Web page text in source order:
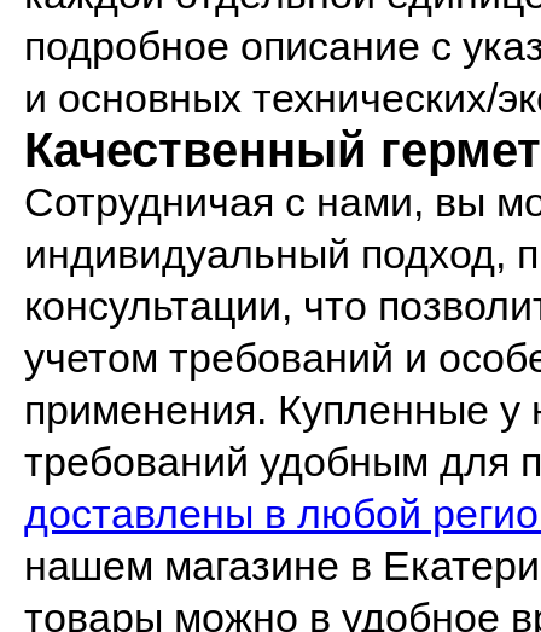
подробное описание с
и основных технических/
Качественный
Сотрудничая с нами, вы
индивидуальный подход,
консультации, что
учетом требований и
применения. Купленные у
требований удобным для
доставлены в любой
нашем магазине в
товары можно в удобное